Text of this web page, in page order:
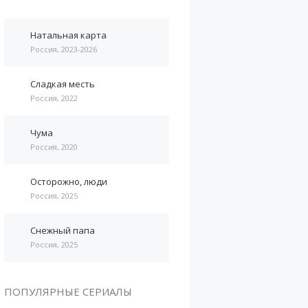
Натальная карта
Россия, 2023-2026
Сладкая месть
Россия, 2022
Чума
Россия, 2020
Осторожно, люди
Россия, 2025
Снежный папа
Россия, 2025
ПОПУЛЯРНЫЕ СЕРИАЛЫ